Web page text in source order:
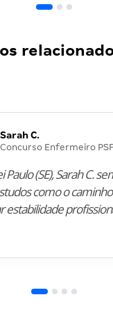
Sarah C.
Concurso Enfermeiro
Paulo (SE), Sarah C.
como o
estabilidade